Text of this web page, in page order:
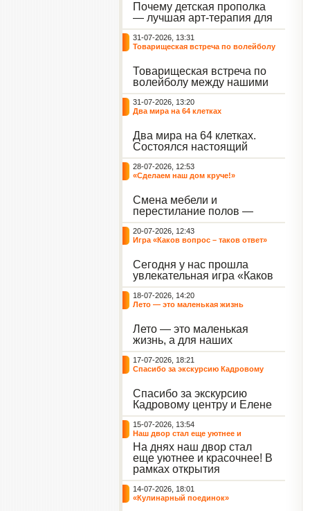
Почему детская прополка
— лучшая арт-терапия для
воспитателя?
31-07-2026, 13:31
Товарищеская встреча по волейболу
Товарищеская встреча по
волейболу между нашими
воспитанниками и
сельскими ребятами.
31-07-2026, 13:20
Два мира на 64 клетках
Два мира на 64 клетках.
Состоялся настоящий
интеллектуальный
праздник — турнир по
шахматам и шашкам.
небывалый ажиотаж среди
воспитанников, превратив
тихие залы центра в арену
напряжённых поединков,
громких аплодисментов и
жарких обсуждений.
28-07-2026, 12:53
«Сделаем наш дом круче!»
Смена мебели и
перестилание полов —
дело рук профессионалов.
А вот создание настоящего
домашнего уюта — задача
этой неделе ребята взяли
инициативу в свои руки и
устроили масштабную
генеральную уборку
жилого корпуса.
20-07-2026, 12:43
Игра «Каков вопрос – таков ответ»
Сегодня у нас прошла
увлекательная игра «Каков
вопрос – таков ответ»,
которая собрала самых
любознательных
игры выступил наш
воспитанник - Константин
Н., который по праву носит
звание самого читающего
и эрудированного
участника наших
мероприятий.
18-07-2026, 14:20
Лето — это маленькая жизнь
Лето — это маленькая
жизнь, а для наших
воспитанниц оно
наполнено открытиями. В
один из теплых дней мы
пластилин, книги и конечно
же телефоны, чтобы
отправиться на небольшую
цветочную охоту в
ближайший луг.
17-07-2026, 18:21
Спасибо за экскурсию Кадровому
Спасибо за экскурсию
Кадровому центру и Елене
Романовне за тёплую
встречу.
15-07-2026, 13:54
Наш двор стал еще уютнее и
красочнее!
На днях наш двор стал
еще уютнее и красочнее! В
рамках открытия
Социальной гостиной
нашего Центра, перед
воспитанниками была
14-07-2026, 18:01
«Кулинарный поединок»